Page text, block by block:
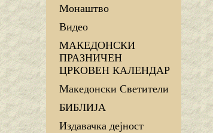
Монаштво
Видео
МАКЕДОНСКИ
ПРАЗНИЧЕН
ЦРКОВЕН КАЛЕНДАР
Македонски Светители
БИБЛИЈА
Издавачка дејност